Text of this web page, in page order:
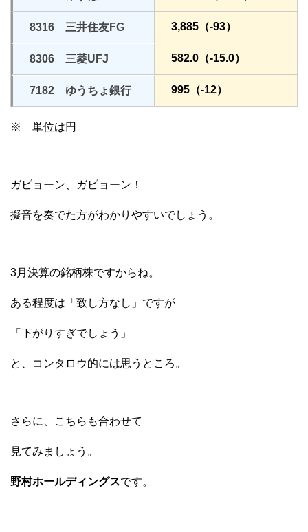
8316 三井住友FG 3,885（-93）
8306 三菱UFJ 582.0（-15.0）
7182 ゆうちょ銀行 995（-12）
※ 単位は円
ガビョーン、ガビョーン！
擬音を奏でた方がわかりやすいでしょう。
3月決算の銘柄株ですからね。
ある程度は「致し方なし」ですが
「下がりすぎでしょう」
と、コンタロウ的には思うところ。
さらに、こちらも合わせて
見てみましょう。
野村ホールディングスです。